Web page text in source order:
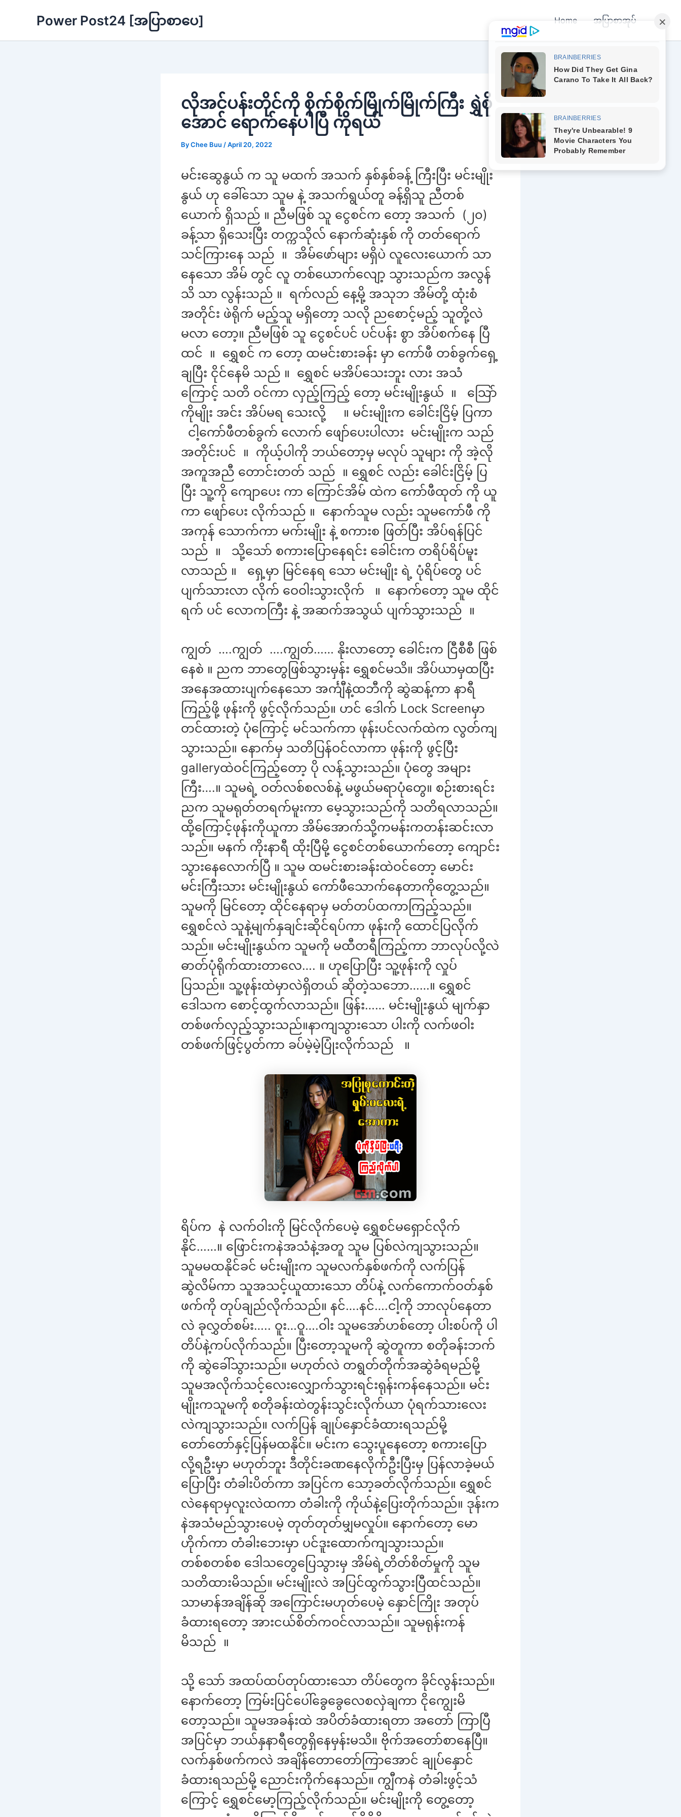
Power Post24 [အပြာစာပေ] Home အပြာစာအုပ်
လိုအင်ပန်းတိုင်ကို စိုက်စိုက်မြိုက်မြိုက်ကြီး ရွှဲစို
အောင် ရောက်နေပါပြီ ကိုရယ်
ByChee Buu /April 20, 2022
မင်းဆွေနွယ် က သူ မထက် အသက် နှစ်နှစ်ခန့် ကြီးပြီး မင်းမျိုး
နွယ် ဟု ခေါ်သော သူမ နဲ့ အသက်ရွယ်တူ ခန့်ရှိသူ ညီတစ်
ယောက် ရှိသည် ။ ညီမဖြစ် သူ ငွေစင်က တော့ အသက် (၂၀)
ခန့်သာ ရှိသေးပြီး တက္ကသိုလ် နောက်ဆုံးနှစ် ကို တတ်ရောက်
သင်ကြားနေ သည် ။ အိမ်ဖော်များ မရှိပဲ လူလေးယောက် သာ
နေသော အိမ် တွင် လူ တစ်ယောက်လျော့ သွားသည်က အလွန်
သိ သာ လွန်းသည် ။ ရက်လည် နေ့မို့ အသုဘ အိမ်တို့ ထုံးစံ
အတိုင်း ဖဲရိုက် မည့်သူ မရှိတော့ သလို ညစောင့်မည့် သူတို့လဲ
မလာ တော့။ ညီမဖြစ် သူ ငွေစင်ပင် ပင်ပန်း စွာ အိပ်စက်နေ ပြီ
ထင် ။ ရွှေစင် က တော့ ထမင်းစားခန်း မှာ ကော်ဖီ တစ်ခွက်ရှေ့
ချပြီး ငိုင်နေမိ သည် ။ ရွှေစင် မအိပ်သေးဘူး လား အသံ
ကြောင့် သတိ ဝင်ကာ လှည့်ကြည့် တော့ မင်းမျိုးနွယ် ။ သြော်
ကိုမျိုး အင်း အိပ်မရ သေးလို့ ။ မင်းမျိုးက ခေါင်းငြိမ့် ပြကာ
ငါ့ကော်ဖီတစ်ခွက် လောက် ဖျော်ပေးပါလား မင်းမျိုးက သည်
အတိုင်းပင် ။ ကိုယ့်ပါကို ဘယ်တော့မှ မလုပ် သူများ ကို အဲ့လို
အကူအညီ တောင်းတတ် သည် ။ ရွှေစင် လည်း ခေါင်းငြိမ့် ပြ
ပြီး သူ့ကို ကျောပေး ကာ ကြောင်အိမ် ထဲက ကော်ဖီထုတ် ကို ယူ
ကာ ဖျော်ပေး လိုက်သည် ။ နောက်သူမ လည်း သူမကော်ဖီ ကို
အကုန် သောက်ကာ မက်းမျိုး နဲ့ စကားစ ဖြတ်ပြီး အိပ်ရန်ပြင်
သည် ။ သို့သော် စကားပြောနေရင်း ခေါင်းက တရိပ်ရိပ်မူး
လာသည် ။ ရှေ့မှာ မြင်နေရ သော မင်းမျိုး ရဲ့ ပုံရိပ်တွေ ပင်
ပျက်သားလာ လိုက် ဝေဝါးသွားလိုက် ။ နောက်တော့ သူမ ထိုင်
ရက် ပင် လောကကြီး နဲ့ အဆက်အသွယ် ပျက်သွားသည် ။
ကျွတ် ….ကျွတ် ….ကျွတ်…… နိုးလာတော့ ခေါင်းက ငြီစီစီ ဖြစ်
နေစဲ ။ ညက ဘာတွေဖြစ်သွားမှန်း ရွှေစင်မသိ။ အိပ်ယာမှထပြီး
အနေအထားပျက်နေသော အင်္ကျီနဲ့ထဘီကို ဆွဲဆန့်ကာ နာရီ
ကြည့်ဖို့ ဖုန်းကို ဖွင့်လိုက်သည်။ ဟင် ဒေါက် Lock Screenမှာ
တင်ထားတဲ့ ပုံကြောင့် မင်သက်ကာ ဖုန်းပင်လက်ထဲက လွတ်ကျ
သွားသည်။ နောက်မှ သတိပြန်ဝင်လာကာ ဖုန်းကို ဖွင့်ပြီး
galleryထဲဝင်ကြည့်တော့ ပို လန့်သွားသည်။ ပုံတွေ အများ
ကြီး….။ သူမရဲ့ ဝတ်လစ်စလစ်နဲ့ မဖွယ်မရာပုံတွေ။ စဉ်းစားရင်း
ညက သူမရုတ်တရက်မူးကာ မေ့သွားသည်ကို သတိရလာသည်။
ထို့ကြောင့်ဖုန်းကိုယူကာ အိမ်အောက်သို့ကမန်းကတန်းဆင်းလာ
သည်။ မနက် ကိုးနာရီ ထိုးပြီမို့ ငွေစင်တစ်ယောက်တော့ ကျောင်း
သွားနေလောက်ပြီ ။ သူမ ထမင်းစားခန်းထဲဝင်တော့ မောင်း
မင်းကြီးသား မင်းမျိုးနွယ် ကော်ဖီသောက်နေတာကိုတွေ့သည်။
သူမကို မြင်တော့ ထိုင်နေရာမှ မတ်တပ်ထကာကြည့်သည်။
ရွှေစင်လဲ သူနဲ့မျက်နှချင်းဆိုင်ရပ်ကာ ဖုန်းကို ထောင်ပြလိုက်
သည်။ မင်းမျိုးနွယ်က သူမကို မထီတရီကြည့်ကာ ဘာလုပ်လို့လဲ
ဓာတ်ပုံရိုက်ထားတာလေ…. ။ ဟုပြောပြီး သူ့ဖုန်းကို လှုပ်
ပြသည်။ သူ့ဖုန်းထဲမှာလဲရှိတယ် ဆိုတဲ့သဘော……။ ရွှေစင်
ဒေါသက စောင့်ထွက်လာသည်။ ဖြန်း…… မင်းမျိုးနွယ် မျက်နှာ
တစ်ဖက်လှည့်သွားသည်။နာကျသွားသော ပါးကို လက်ဖဝါး
တစ်ဖက်ဖြင့်ပွတ်ကာ ခပ်မဲ့မဲ့ပြုံးလိုက်သည် ။
ရိပ်က နဲ လက်ဝါးကို မြင်လိုက်ပေမဲ့ ရွှေစင်မရှောင်လိုက်
နိုင်……။ ဖြောင်းကနဲအသံနဲ့အတူ သူမ ပြစ်လဲကျသွားသည်။
သူမမထနိုင်ခင် မင်းမျိုးက သူမလက်နှစ်ဖက်ကို လက်ပြန်
ဆွဲလိမ်ကာ သူအသင့်ယူထားသော တိပ်နဲ့ လက်ကောက်ဝတ်နှစ်
ဖက်ကို တုပ်ချည်လိုက်သည်။ နင်….နင်….ငါ့ကို ဘာလုပ်နေတာ
လဲ ခုလွှတ်စမ်း….. ဝူး…ဝူ….ဝါး သူမအော်ဟစ်တော့ ပါးစပ်ကို ပါ
တိပ်နဲ့ကပ်လိုက်သည်။ ပြီးတော့သူမကို ဆွဲတူကာ စတိုခန်းဘက်
ကို ဆွဲခေါ်သွားသည်။ မဟုတ်လဲ တရွတ်တိုက်အဆွဲခံရမည်မို့
သူမအလိုက်သင့်လေးလျှောက်သွားရင်းရုန်းကန်နေသည်။ မင်း
မျိုးကသူမကို စတိုခန်းထဲတွန်းသွင်းလိုက်ယာ ပုံရက်သားလေး
လဲကျသွားသည်။ လက်ပြန် ချုပ်နှောင်ခံထားရသည်မို့
တော်တော်နှင့်ပြန်မထနိုင်။ မင်းက သွေးပူနေတော့ စကားပြော
လို့ရဦးမှာ မဟုတ်ဘူး ဒီတိုင်းခဏနေလိုက်ဦးပြီးမှ ပြန်လာခဲ့မယ်
ပြောပြီး တံခါးပိတ်ကာ အပြင်က သော့ခတ်လိုက်သည်။ ရွှေစင်
လဲနေရာမှလူးလဲထကာ တံခါးကို ကိုယ်နဲ့ပြေးတိုက်သည်။ ဒုန်းက
နဲအသံမည်သွားပေမဲ့ တုတ်တုတ်မျှမလှုပ်။ နောက်တော့ မော
ဟိုက်ကာ တံခါးဘေးမှာ ပင်ဒူးထောက်ကျသွားသည်။
တစ်စတစ်စ ဒေါသတွေပြေသွားမှ အိမ်ရဲ့တိတ်စိတ်မှုကို သူမ
သတိထားမိသည်။ မင်းမျိုးလဲ အပြင်ထွက်သွားပြီထင်သည်။
သာမာန်အချိန်ဆို အကြောင်းမဟုတ်ပေမဲ့ နှောင်ကြိုး အတုပ်
ခံထားရတော့ အားငယ်စိတ်ကဝင်လာသည်။ သူမရုန်းကန်
မိသည် ။
သို့ သော် အထပ်ထပ်တုပ်ထားသော တိပ်တွေက ခိုင်လွန်းသည်။
နောက်တော့ ကြမ်းပြင်ပေါ်ခွေခွေလေစလှဲချကာ ငိုကျွေးမိ
တော့သည်။ သူမအခန်းထဲ အပိတ်ခံထားရတာ အတော် ကြာပြီ
အပြင်မှာ ဘယ်နှနာရီတွေရှိနေမှန်းမသိ။ ဗိုက်အတော်စာနေပြီ။
လက်နှစ်ဖက်ကလဲ အချိန်တောတော်ကြာအောင် ချုပ်နှောင်
ခံထားရသည်မို့ ညောင်းကိုက်နေသည်။ ကျွီကနဲ တံခါးဖွင့်သံ
ကြောင့် ရွှေစင်မော့ကြည့်လိုက်သည်။ မင်းမျိုးကို တွေ့တော့